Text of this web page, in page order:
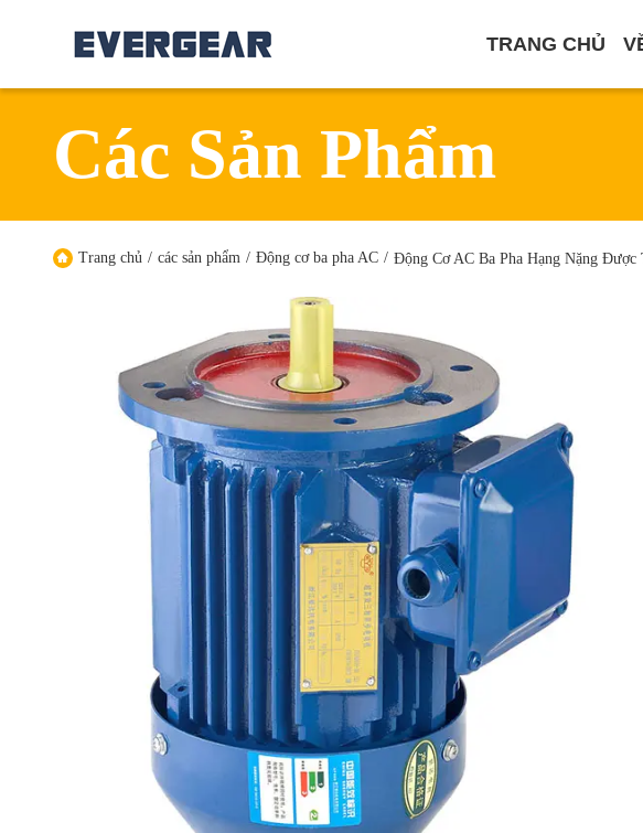
TRANG CHỦ
Các Sản Phẩm
Trang chủ / các sản phẩm / Động cơ ba pha AC / Động Cơ AC Ba Pha Hạng Nặng